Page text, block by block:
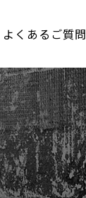
よくあるご質問